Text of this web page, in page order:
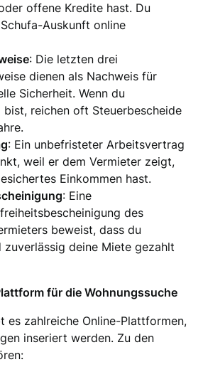
offene Kredite hast. Du
Auskunft online
: Die letzten drei
dienen als Nachweis für
Sicherheit. Wenn du
bist, reichen oft Steuerbescheide
: Ein unbefristeter Arbeitsvertrag
weil er dem Vermieter zeigt,
Einkommen hast.
: Eine
des
beweist, dass du
zuverlässig deine Miete gezahlt
für die Wohnungssuche
es zahlreiche Online-Plattformen,
inseriert werden. Zu den